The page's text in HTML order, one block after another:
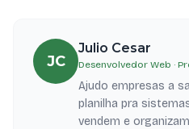
JC
Julio Cesar
Desenvolvedor Web ·
Ajudo empresas a
planilha pra
vendem e